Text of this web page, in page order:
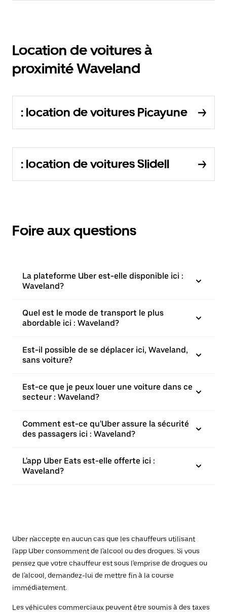
Location de voitures à
proximité Waveland
: location de voitures Picayune
: location de voitures Slidell
Foire aux questions
La plateforme Uber est-elle disponible ici :
Waveland?
Quel est le mode de transport le plus
abordable ici : Waveland?
Est-il possible de se déplacer ici, Waveland,
sans voiture?
Est-ce que je peux louer une voiture dans ce
secteur : Waveland?
Comment est-ce qu'Uber assure la sécurité
des passagers ici : Waveland?
L'app Uber Eats est-elle offerte ici :
Waveland?
Uber n'accepte en aucun cas que les chauffeurs utilisant
l'app Uber consomment de l'alcool ou des drogues. Si vous
pensez que votre chauffeur est sous l'emprise de drogues ou
de l'alcool, demandez-lui de mettre fin à la course
immédiatement.
Les véhicules commerciaux peuvent être soumis à des taxes